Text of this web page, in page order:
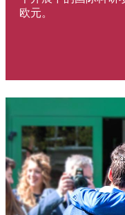
欧元。